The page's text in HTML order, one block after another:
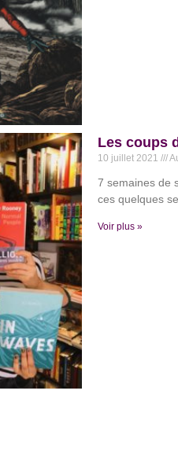
Les coups
10 juillet 2021
7 semaines de
ces quelques
Voir plus »